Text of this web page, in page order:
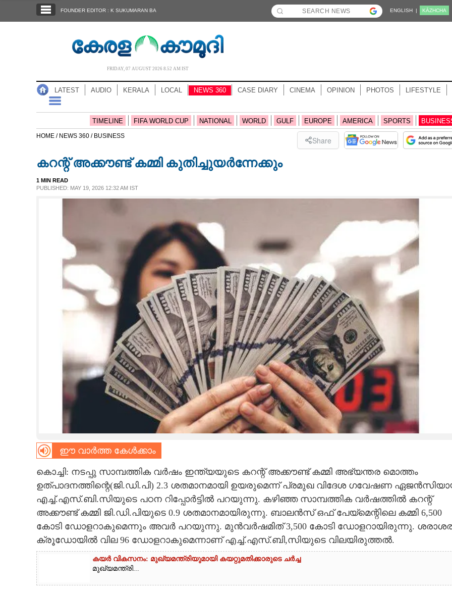
NOTIFIED NEWS
CARTOONS
LITERATURE
CONTACT US
FOUNDER EDITOR : K SUKUMARAN BA ENGLISH | KĀZHCHA
FRIDAY, 07 AUGUST 2026 8.52 AM IST
LATEST AUDIO KERALA LOCAL NEWS 360 CASE DIARY CINEMA OPINION PHOTOS LIFESTYLE
TIMELINE FIFA WORLD CUP NATIONAL WORLD GULF EUROPE AMERICA SPORTS
HOME / NEWS 360 / BUSINESS Share
കറന്റ് അക്കൗണ്ട് കമ്മി കുതിച്ചുയർന്നേക്കും
1 MIN READ
PUBLISHED: MAY 19, 2026 12:32 AM IST
ഈ വാർത്ത കേൾക്കാം
കൊച്ചി: നടപ്പു സാമ്പത്തിക വർഷം ഇന്ത്യയുടെ കറന്റ് അക്കൗണ്ട് കമ്മി അഭ്യന്തര മൊത്തം
ഉത്പാദനത്തിന്റെ(ജി.ഡി.പി) 2.3 ശതമാനമായി ഉയരുമെന്ന് പ്രമുഖ വിദേശ ഗവേഷണ
എച്ച്.എസ്.ബി.സിയുടെ പഠന റിപ്പോർട്ടിൽ പറയുന്നു. കഴിഞ്ഞ സാമ്പത്തിക വർഷത്തിൽ കറന്റ്
അക്കൗണ്ട് കമ്മി ജി.ഡി.പിയുടെ 0.9 ശതമാനമായിരുന്നു. ബാലൻസ് ഒഫ് പേയ്മെന്റിലെ കമ്മി 6,500
കോടി ഡോളറാകുമെന്നും അവർ പറയുന്നു. മുൻവർഷമിത് 3,500 കോടി ഡോളറായിരുന്നു.
ക്രൂഡോയിൽ വില 96 ഡോളറാകുമെന്നാണ് എച്ച്.എസ്.ബി,സിയുടെ വിലയിരുത്തൽ.
കയർ വികസനം: മുഖ്യമന്ത്രിയുമായി കയറ്റുമതിക്കാരുടെ ചർച്ച
മുഖ്യമന്ത്രി...